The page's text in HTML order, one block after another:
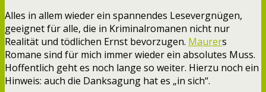
Alles in allem wieder ein spannendes Lesevergnügen,
geeignet für alle, die in Kriminalromanen nicht nur
Realität und tödlichen Ernst bevorzugen. Maurers
Romane sind für mich immer wieder ein absolutes Muss.
Hoffentlich geht es noch lange so weiter. Hierzu noch ein
Hinweis: auch die Danksagung hat es „in sich“.